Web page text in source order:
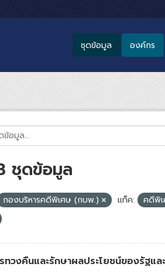
ชุดข้อมูล องค์กร
ชุดข้อมูล
กองบริหารคดีพิเศษ (กบพ.) แท็ค: คดีพิ
ทวงคืนและรักษาผลประโยชน์ของรัฐแล